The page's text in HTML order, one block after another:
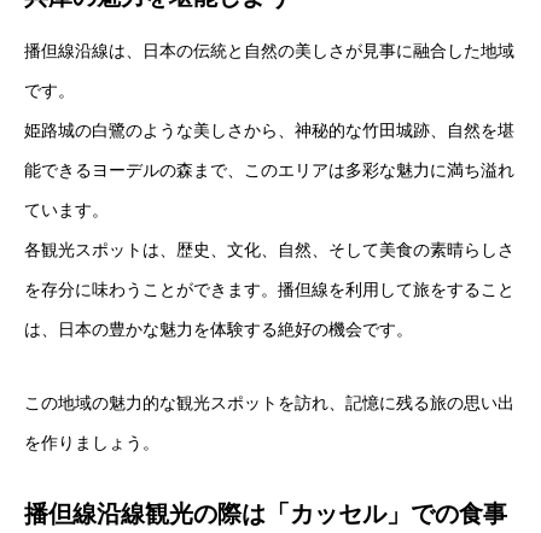
播但線沿線は、日本の伝統と自然の美しさが見事に融合した地域
です。
姫路城の白鷺のような美しさから、神秘的な竹田城跡、自然を堪
能できるヨーデルの森まで、このエリアは多彩な魅力に満ち溢れ
ています。
各観光スポットは、歴史、文化、自然、そして美食の素晴らしさ
を存分に味わうことができます。播但線を利用して旅をすること
は、日本の豊かな魅力を体験する絶好の機会です。
この地域の魅力的な観光スポットを訪れ、記憶に残る旅の思い出
を作りましょう。
播但線沿線観光の際は「カッセル」での食事